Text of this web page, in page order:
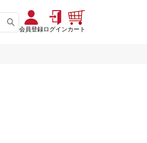
会員登録ログインカート